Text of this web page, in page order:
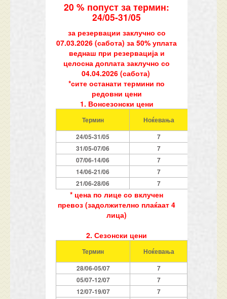
20 % попуст за термин:
24/05-31/05
за резервации заклучно со
07.03.2026 (сабота) за 50% уплата
веднаш при резервација и
целосна доплата заклучно со
04.04.2026 (сабота)
*сите останати термини по
редовни цени
1. Вонсезонски цени
Термин Ноќевања
24/05-31/05 7
31/05-07/06 7
07/06-14/06
7
14/06-21/06
7
21/06-28/06 7
* цена по лице со вклучен
превоз (задолжително плаќаат 4
лица)
2. Сезонски цени
Термин Ноќевања
28/06-05/07 7
05/07-12/07 7
12/07-19/07 7